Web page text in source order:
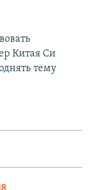
Китая Си
тему